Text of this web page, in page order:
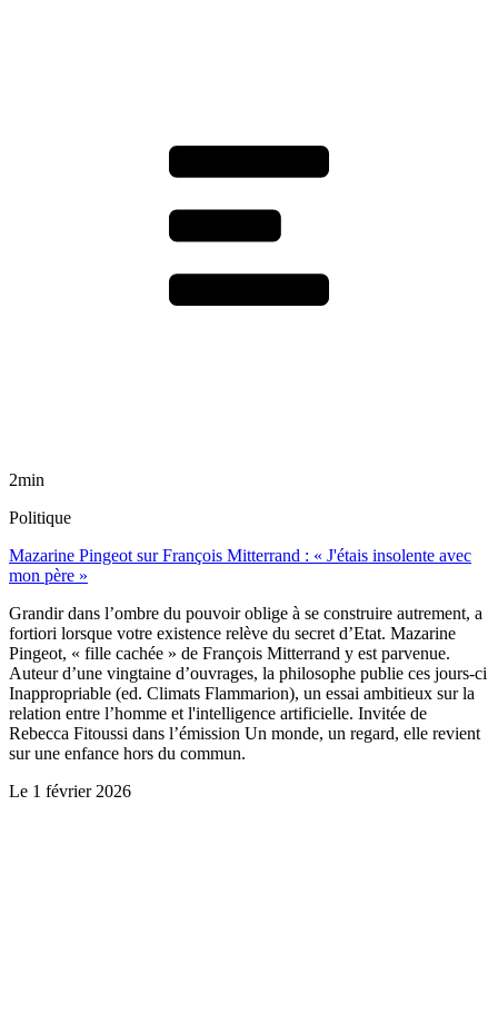
2min
Politique
Mazarine Pingeot sur François Mitterrand : « J'étais insolente avec
mon père »
Grandir dans l’ombre du pouvoir oblige à se construire autrement, a
fortiori lorsque votre existence relève du secret d’Etat. Mazarine
Pingeot, « fille cachée » de François Mitterrand y est parvenue.
Auteur d’une vingtaine d’ouvrages, la philosophe publie ces jours-ci
Inappropriable (ed. Climats Flammarion), un essai ambitieux sur la
relation entre l’homme et l'intelligence artificielle. Invitée de
Rebecca Fitoussi dans l’émission Un monde, un regard, elle revient
sur une enfance hors du commun.
Le 1 février 2026